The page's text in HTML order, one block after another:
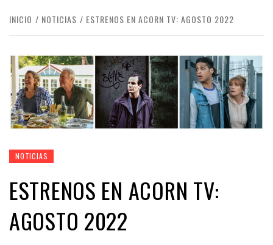
INICIO NOTICIAS ESTRENOS EN ACORN TV: AGOSTO 2022
NOTICIAS
ESTRENOS EN ACORN TV:
AGOSTO 2022